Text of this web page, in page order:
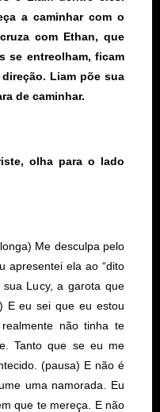
a caminhar com o
com Ethan, que
se entreolham, ficam
Liam põe sua
de caminhar.
olha para o lado
Me desculpa pelo
apresentei ela ao “dito
Lucy, a garota que
E eu sei que eu estou
não tinha te
Tanto que se eu me
(pausa) E não é
uma namorada. Eu
que te mereça. E não